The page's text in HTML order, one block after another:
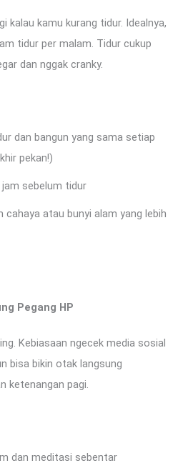
kalau kamu kurang tidur. Idealnya,
tidur per malam. Tidur cukup
dan nggak cranky.
dan bangun yang sama setiap
pekan!)
sebelum tidur
cahaya atau bunyi alam yang lebih
Pegang HP
Kebiasaan ngecek media sosial
bisa bikin otak langsung
ketenangan pagi.
dan meditasi sebentar